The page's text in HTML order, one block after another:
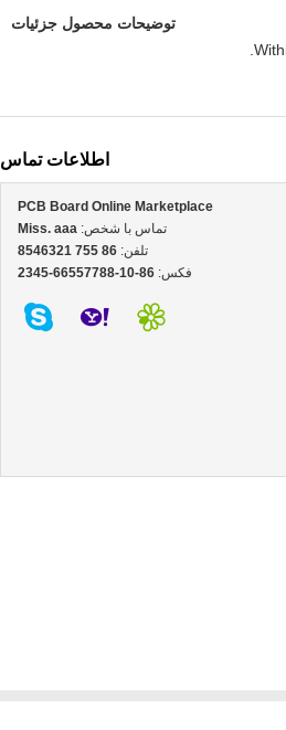
توضیحات محصول جزئیات
اطلاعات تماس
PCB Board Online Marketplace
تماس با شخص: Miss. aaa
تلفن: 86 755 8546321
فکس: 86-10-66557788-2345